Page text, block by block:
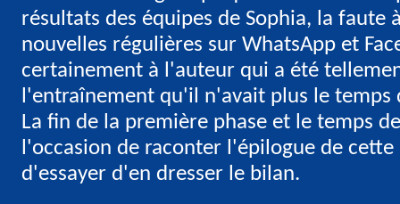
résultats des équipes de Sophia, la faute
nouvelles régulières sur WhatsApp et
certainement à l'auteur qui a été
l'entraînement qu'il n'avait plus le
La fin de la première phase et le temps
l'occasion de raconter l'épilogue de
d'essayer d'en dresser le bilan.